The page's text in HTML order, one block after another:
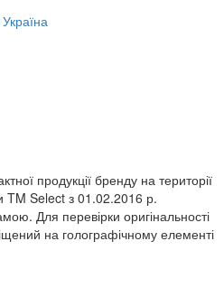
продукції бренду на території
TM Select з 01.02.2016 р.
Для перевірки оригінальності
на голографічному елементі